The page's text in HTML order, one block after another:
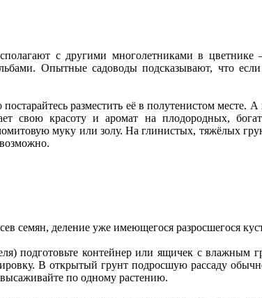
с другими многолетниками в
Опытные садоводы подсказывают, что
разместить её в полутенистом месте.
свою красоту и аромат на плодородных,
муку или золу. На глинистых, тяжёлых
семян, деление уже имеющегося разросшегося
подготовьте контейнер или ящичек с влажным
В открытый грунт подросшую рассаду
по одному растению.